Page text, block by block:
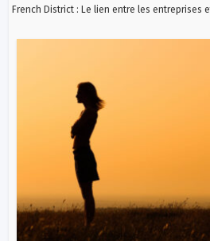
French District : Le lien entre les entreprises